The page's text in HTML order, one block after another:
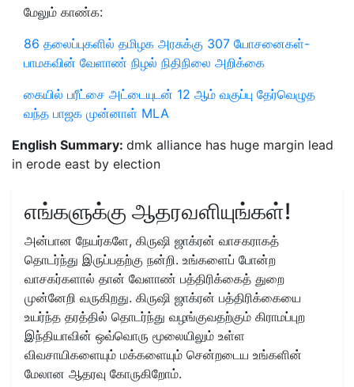
மேலும் காண்க:
86 தலைப்புகளில் தமிழக அரசுக்கு 307 யோசனைகள்-
பாமகவின் வேளாண் நிழல் நிதிநிலை அறிக்கை
கையில் பரீட்சை அட்டையுடன் 12 ஆம் வகுப்பு தேர்வெழுத
வந்த பாஜக முன்னாள் MLA
English Summary: dmk alliance has huge margin lead
in erode east by election
எங்களுக்கு ஆதரவளியுங்கள்!
அன்பான நேயர்களே, கிருஷி ஜாக்ரன் வாசகராகத்
தொடர்ந்து இருப்பதற்கு நன்றி. உங்களைப் போன்ற
வாசகர்களால் தான் வேளாண் பத்திரிக்கைத் துறை
முன்னேறி வருகிறது. கிருஷி ஜாக்ரன் பத்திரிக்கையை
உயர்ந்த தரத்தில் தொடர்ந்து வழங்குவதற்கும் கிராமப்புற
இந்தியாவின் ஒவ்வொரு மூலையிலும் உள்ள
விவசாயிகளையும் மக்களையும் சென்றடைய உங்களின்
மேலான ஆதரவு கோருகிறோம்.